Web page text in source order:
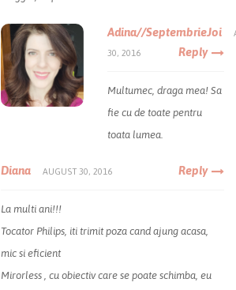
Adina//SeptembrieJoi
30, 2016 Reply
Multumec, draga mea! Sa
fie cu de toate pentru
toata lumea.
Diana AUGUST 30, 2016 Reply
La multi ani!!!
Tocator Philips, iti trimit poza cand ajung acasa,
mic si eficient
Mirorless , cu obiectiv care se poate schimba, eu